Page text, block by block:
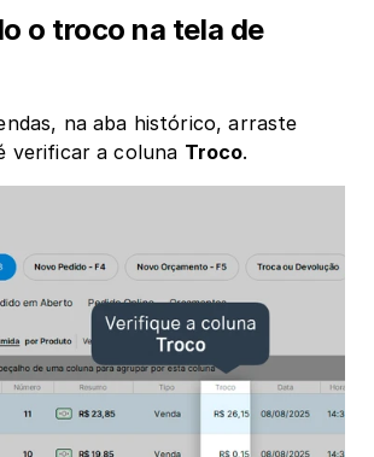
o troco na tela de
na aba histórico, arraste
verificar a coluna Troco.